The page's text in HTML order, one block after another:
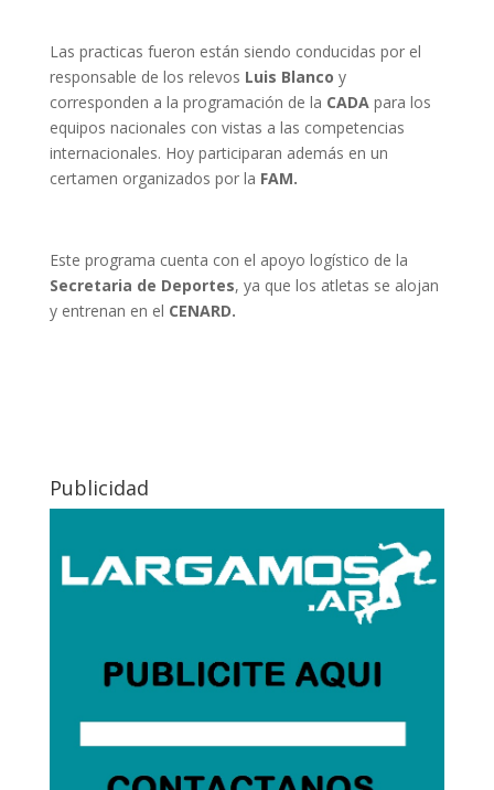
Las practicas fueron están siendo conducidas por el
responsable de los relevos Luis Blanco y
corresponden a la programación de la CADApara los
equipos nacionales con vistas a las competencias
internacionales. Hoy participaran además en un
certamen organizados por la FAM.
Este programa cuenta con el apoyo logístico de la
Secretaria de Deportes, ya que los atletas se alojan
y entrenan en el CENARD.
Publicidad